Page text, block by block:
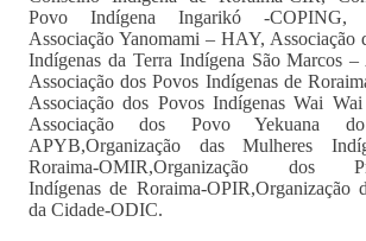
Povo Indígena Ingarikó -COPING,
Associação Yanomami – HAY, Associação
Indígenas da Terra Indígena São Marcos
Associação dos Povos Indígenas de
Associação dos Povos Indígenas Wai
Associação dos Povo Yekuana
APYB,Organização das Mulheres
Roraima-OMIR,Organização dos
Indígenas de Roraima-OPIR,Organização
da Cidade-ODIC.